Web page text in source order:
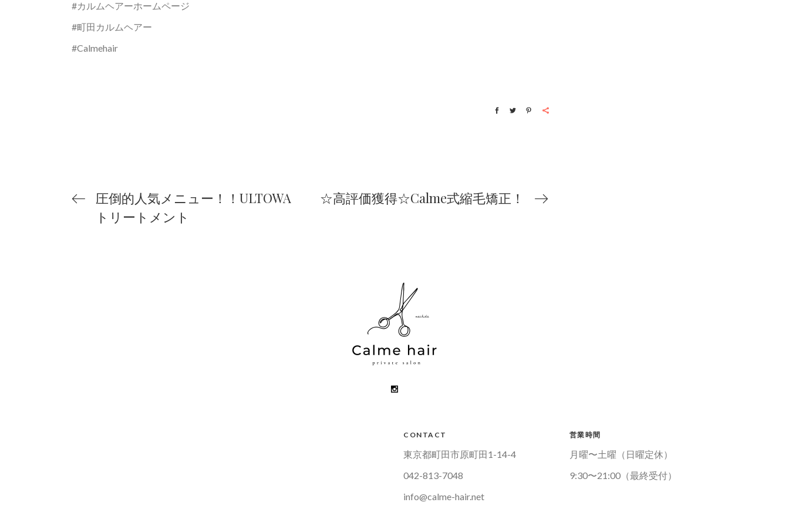
#カルムヘアーホームページ
#町田カルムヘアー
#Calmehair
圧倒的人気メニュー！！ULTOWA
トリートメント
☆高評価獲得☆Calme式縮毛矯正！
CONTACT
東京都町田市原町田1-14-4
042-813-7048
info@calme-hair.net
営業時間
月曜〜土曜（日曜定休）
9:30〜21:00（最終受付）